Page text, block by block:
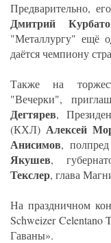
Предварительно,
Дмитрий
"Металлургу" ещё
даётся чемпиону
Также на
"Вечерки",
Дегтярев,
(КХЛ) Алексей
Анисимов,
Якушев,
Текслер, глава
На праздничном
Schweizer
Гаваны».